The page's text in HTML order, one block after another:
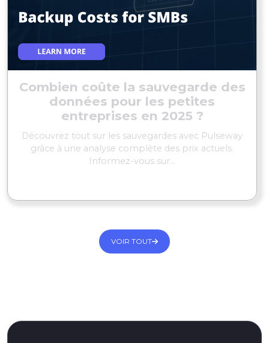
Combien coûte la sauvegarde des
données pour les petites
entreprises en 2025 ?
Découvrez tout sur les sauvegardes avec Pulseway
grâce à une analyse complète des prix actuels.
Informez-vous sur...
VOIR TOUT